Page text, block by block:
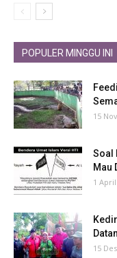
POPULER MINGGU INI
15
Soal
Mau
1
15